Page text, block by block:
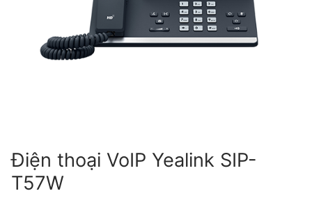
Tài liệu hướng dẫn
Tài liệu hướng dẫn
Tin tức
Điện thoại VoIP Yealink SIP-
T57W